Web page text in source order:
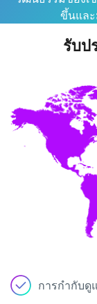
ขึ้นและ
รับป
การกำกับดู